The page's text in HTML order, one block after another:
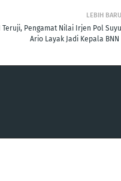
LEBIH BARU
Teruji, Pengamat Nilai Irjen Pol
Ario Layak Jadi Kepala BNN